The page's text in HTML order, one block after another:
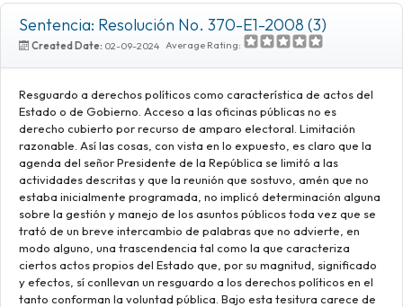
Sentencia: Resolución No. 370-E1-2008 (3)
Created Date: 02-09-2024 Average Rating:
Resguardo a derechos políticos como característica de actos del
Estado o de Gobierno. Acceso a las oficinas públicas no es
derecho cubierto por recurso de amparo electoral. Limitación
razonable. Así las cosas, con vista en lo expuesto, es claro que la
agenda del señor Presidente de la República se limitó a las
actividades descritas y que la reunión que sostuvo, amén que no
estaba inicialmente programada, no implicó determinación alguna
sobre la gestión y manejo de los asuntos públicos toda vez que se
trató de un breve intercambio de palabras que no advierte, en
modo alguno, una trascendencia tal como la que caracteriza
ciertos actos propios del Estado que, por su magnitud, significado
y efectos, sí conllevan un resguardo a los derechos políticos en el
tanto conforman la voluntad pública. Bajo esta tesitura carece de